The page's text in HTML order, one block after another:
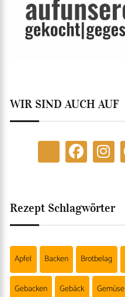
WIR SIND AUCH AUF
Rezept Schlagwörter
Apfel Backen Brotbelag
Gebacken Gebäck Gemüse